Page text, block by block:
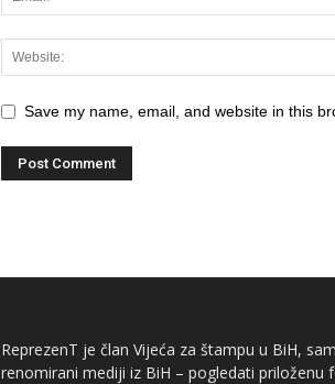
Save my name, email, and website in this
ReprezenT je član Vijeća za štampu u BiH,
renomirani mediji iz BiH – pogledati priloženu